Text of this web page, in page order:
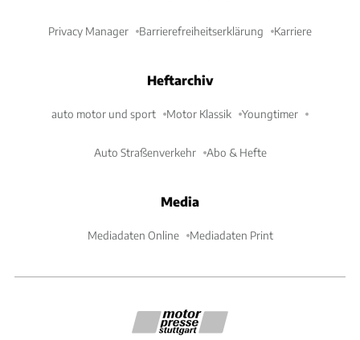
Privacy Manager Barrierefreiheitserklärung Karriere
Heftarchiv
auto motor und sport Motor Klassik Youngtimer
Auto Straßenverkehr Abo & Hefte
Media
Mediadaten Online Mediadaten Print